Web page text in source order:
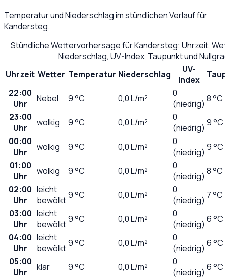
Temperatur und Niederschlag im stündlichen Verlauf für
Kandersteg.
Stündliche Wettervorhersage fürKandersteg: Uhrzeit,
Niederschlag, UV-Index, Taupunkt und
Uhrzeit Wetter Temperatur Niederschlag
UV-
Index
22:00
Uhr
Nebel 9°C 0,0L/m²
0
(niedrig) 8 °C
23:00
Uhr
wolkig 9°C 0,0L/m²
0
(niedrig) 9 °C
00:00
Uhr
wolkig 9°C 0,0L/m²
0
(niedrig) 9 °C
01:00
Uhr
wolkig 9°C 0,0L/m²
0
(niedrig) 8 °C
02:00
Uhr
leicht
bewölkt9°C 0,0L/m²
0
(niedrig) 7 °C
03:00
Uhr
leicht
bewölkt9°C 0,0L/m²
0
(niedrig) 6 °C
04:00
Uhr
leicht
bewölkt9°C 0,0L/m²
0
(niedrig) 6 °C
05:00
Uhr
klar 9°C 0,0L/m²
0
(niedrig) 6 °C